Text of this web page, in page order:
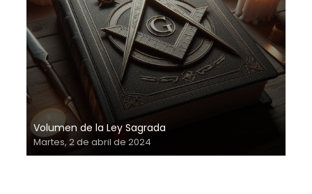
Volumen de la Ley Sagrada
Martes, 2 de abril de 2024